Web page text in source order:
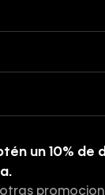
un 10% de